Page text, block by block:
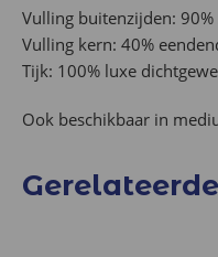
Vulling buitenzijden:
Vulling kern: 40%
Tijk: 100% luxe
Ook beschikbaar in